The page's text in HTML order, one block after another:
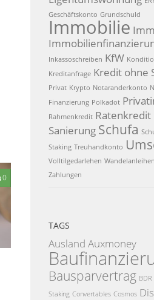
0
Geschäftskonto Grundschuld
Immobilie
Inkassoschreiben KfW
Kreditanfrage Kredit ohne
Privat Krypto Notaranderkonto
Finanzierung Polkadot
Rahmenkredit Ratenkredit
Sanierung Schufa
Staking Treuhandkonto
Volltilgedarlehen Wandelanleihen
Zahlungen
TAGS
Ausland Auxmoney
Bausparvertrag BDR
Staking Convertables Cosmos